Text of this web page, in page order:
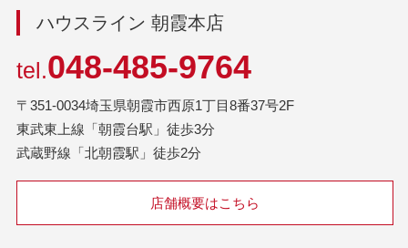
ハウスライン 朝霞本店
tel.048-485-9764
〒351-0034埼玉県朝霞市西原1丁目8番37号2F
東武東上線「朝霞台駅」徒歩3分
武蔵野線「北朝霞駅」徒歩2分
店舗概要はこちら